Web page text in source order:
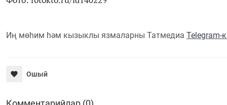
Иң мөһим һәм кызыклы язмаларны Татмедиа Telegram-
Ошый